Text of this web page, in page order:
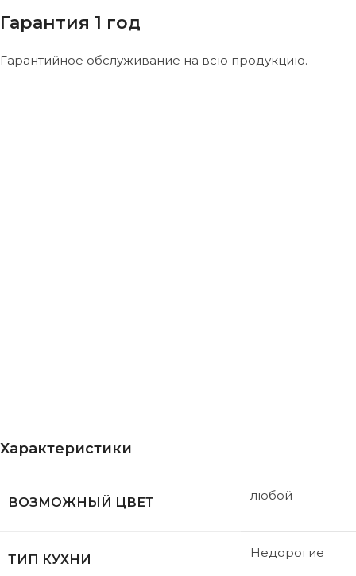
Гарантия 1 год
Гарантийное обслуживание на всю продукцию.
Характеристики
ВОЗМОЖНЫЙ ЦВЕТ любой
ТИП КУХНИ Недорогие